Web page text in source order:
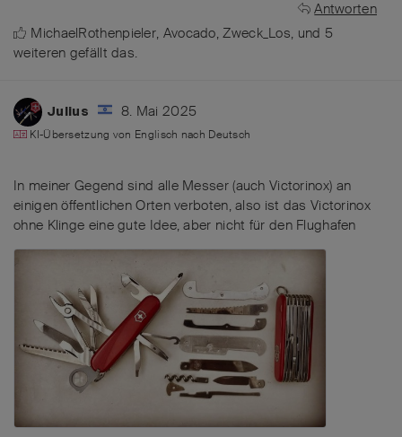
Antworten
MichaelRothenpieler, Avocado,Zweck_Los, und 5
weiteren gefällt das.
Julius 8. Mai 2025
KI-Übersetzung von Englisch nach Deutsch
In meiner Gegend sind alle Messer (auch Victorinox) an
einigen öffentlichen Orten verboten, also ist das Victorinox
ohne Klinge eine gute Idee, aber nicht für den Flughafen